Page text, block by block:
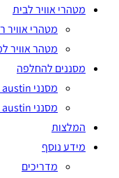
מטהרי אוויר לבית
מטהרי אוויר
מטהר אוויר
מסננים להחלפה
מסנני austin דגם HealthMate 200
מסנני austin דגם HealthMate 400
המלצות
מידע נוסף
מדריכים